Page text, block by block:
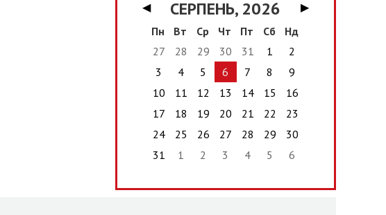
◀ СЕРПЕНЬ, 2026
▶
Пн
Вт Ср Чт Пт Сб
Нд
27
28 29 30 31 1
2
3
4 5 6 7 8
9
10
11 12 13 14 15
16
17
18 19 20 21 22
23
24
25 26 27 28 29
30
31
1 2 3 4 5 6